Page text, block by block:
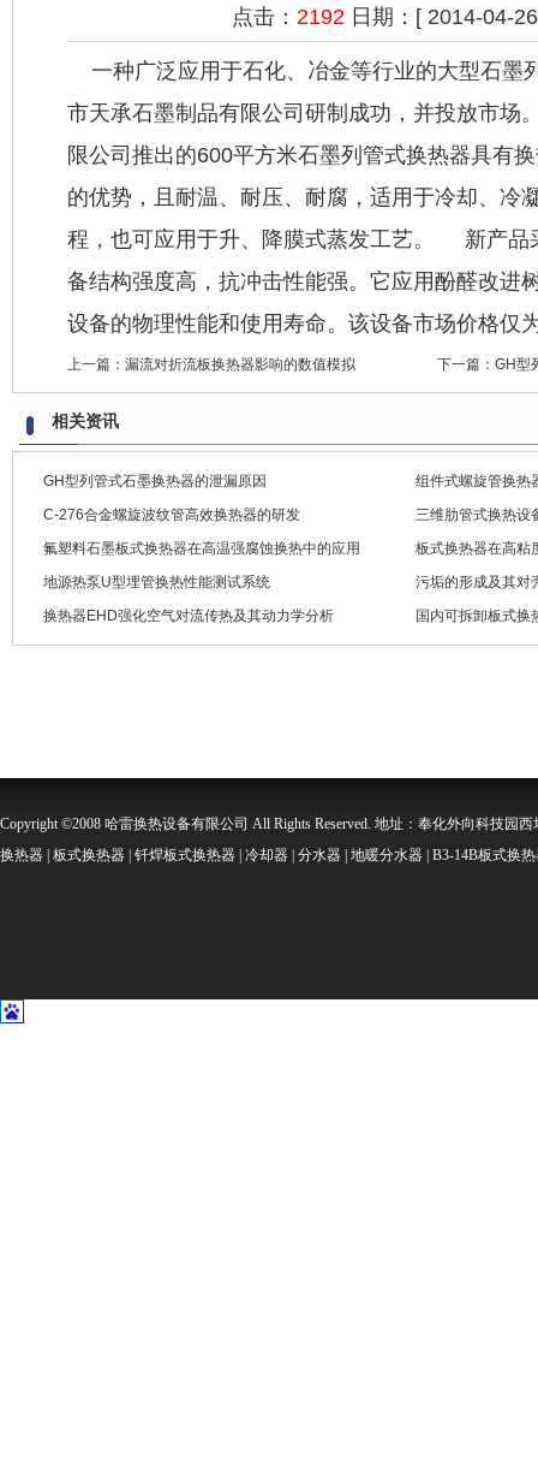
点击： 2192 日期：[ 2014-04-
一种广泛应用于石化、冶金等行业的大型石墨
市天承石墨制品有限公司研制成功，并投放市
限公司推出的600平方米石墨列管式换热器具有
的优势，且耐温、耐压、耐腐，适用于冷却、冷
程，也可应用于升、降膜式蒸发工艺。 新产品
备结构强度高，抗冲击性能强。它应用酚醛改进
设备的物理性能和使用寿命。该设备市场价格仅
上一篇： 漏流对折流板换热器影响的数值模拟 下一篇： GH型
相关资讯
GH型列管式石墨换热器的泄漏原因
组件式螺旋管换热
C-276合金螺旋波纹管高效换热器的研发
三维肋管式换热设
氟塑料石墨板式换热器在高温强腐蚀换热中的应用
板式换热器在高粘
地源热泵U型埋管换热性能测试系统
污垢的形成及其对
换热器EHD强化空气对流传热及其动力学分析
国内可拆卸板式换
Copyright ©2008 哈雷换热设备有限公司 All Rights Reserved. 地址：奉化外向科技园
换热器 | 板式换热器 | 钎焊板式换热器 | 冷却器 | 分水器 | 地暖分水器 | B3-14B板式换